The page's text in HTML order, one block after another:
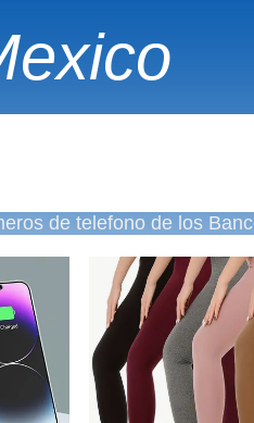
de telefono de los